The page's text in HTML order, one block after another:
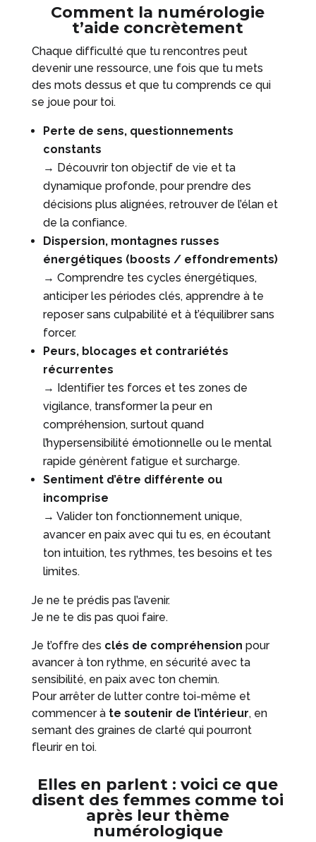
Comment la numérologie
t’aide concrètement
Chaque difficulté que tu rencontres peut
devenir une ressource, une fois que tu mets
des mots dessus et que tu comprends ce qui
se joue pour toi.
Perte de sens, questionnements
constants
→ Découvrir ton objectif de vie et ta
dynamique profonde, pour prendre des
décisions plus alignées, retrouver de l’élan et
de la confiance.
Dispersion, montagnes russes
énergétiques (boosts / effondrements)
→ Comprendre tes cycles énergétiques,
anticiper les périodes clés, apprendre à te
reposer sans culpabilité et à t’équilibrer sans
forcer.
Peurs, blocages et contrariétés
récurrentes
→ Identifier tes forces et tes zones de
vigilance, transformer la peur en
compréhension, surtout quand
l’hypersensibilité émotionnelle ou le mental
rapide génèrent fatigue et surcharge.
Sentiment d’être différente ou
incomprise
→ Valider ton fonctionnement unique,
avancer en paix avec qui tu es, en écoutant
ton intuition, tes rythmes, tes besoins et tes
limites.
Je ne te prédis pas l’avenir.
Je ne te dis pas quoi faire.
Je t’offre des clés de compréhension pour
avancer à ton rythme, en sécurité avec ta
sensibilité, en paix avec ton chemin.
Pour arrêter de lutter contre toi-même et
commencer à te soutenir de l’intérieur, en
semant des graines de clarté qui pourront
fleurir en toi.
Elles en parlent : voici ce que
disent des femmes comme toi
après leur thème
numérologique